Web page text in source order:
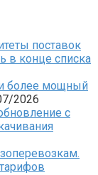
поставок
в конце списка
более мощный
2026
с